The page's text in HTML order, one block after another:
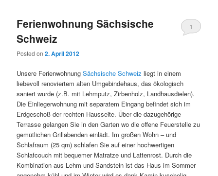
Ferienwohnung Sächsische
Schweiz
Posted on2. April 2012
1
Unsere FerienwohnungSächsische Schweiz liegt in einem
liebevoll renoviertem alten Umgebindehaus, das ökologisch
saniert wurde (z.B. mit Lehmputz, Zirbenholz, Landhausdielen).
Die Einliegerwohnung mit separatem Eingang befindet sich im
Erdgeschoß der rechten Hausseite. Über die dazugehörige
Terrasse gelangen Sie in den Garten wo die offene Feuerstelle zu
gemütlichen Grillabenden einlädt. Im großen Wohn – und
Schlafraum (25 qm) schlafen Sie auf einer hochwertigen
Schlafcouch mit bequemer Matratze und Lattenrost. Durch die
Kombination aus Lehm und Sandstein ist das Haus im Sommer